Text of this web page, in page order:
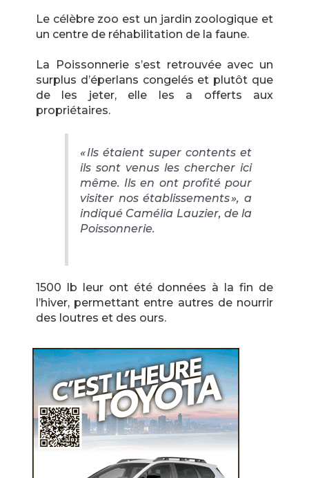
Le célèbre zoo est un jardin zoologique et
un centre de réhabilitation de la faune.
La Poissonnerie s’est retrouvée avec un
surplus d’éperlans congelés et plutôt que
de les jeter, elle les a offerts aux
propriétaires.
« Ils étaient super contents et
ils sont venus les chercher ici
même. Ils en ont profité pour
visiter nos établissements », a
indiqué Camélia Lauzier, de la
Poissonnerie.
1500 lb leur ont été données à la fin de
l’hiver, permettant entre autres de nourrir
des loutres et des ours.